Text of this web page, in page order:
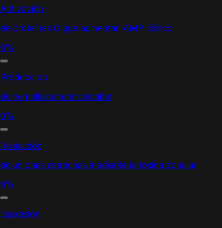
Activación
de proteínas G que aumentan AMP cíclico
0%
Producción
de hemolisina termoestable
0%
Relajación
de uniones estrechas mediante la toxina zonular
0%
Expresión